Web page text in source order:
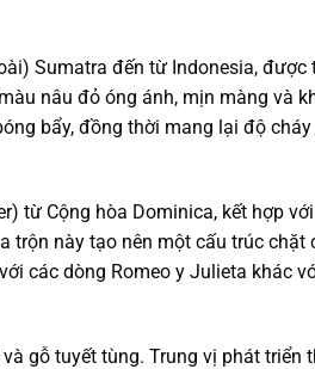
Sumatra đến từ Indonesia, được
nâu đỏ óng ánh, mịn màng và
bẩy, đồng thời mang lại độ
từ Cộng hòa Dominica, kết hợp
trộn này tạo nên một cấu trúc chặt
các dòng Romeo y Julieta khác
gỗ tuyết tùng. Trung vị phát triển